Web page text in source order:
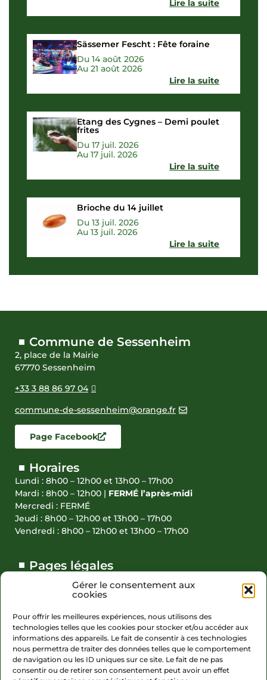
Gérer le consentement aux
cookies
Pour offrir les meilleures expériences, nous utilisons des
technologies telles que les cookies pour stocker et/ou accéder aux
informations des appareils. Le fait de consentir à ces technologies
nous permettra de traiter des données telles que le comportement
de navigation ou les ID uniques sur ce site. Le fait de ne pas
consentir ou de retirer son consentement peut avoir un effet
Lire la suite
Sässemer Fescht : Fête foraine
Du 14 août 2026
Au 21 août 2026
Lire la suite
Etang des Cygnes – Demi poulet
frites
Du 17 juil. 2026
Au 17 juil. 2026
Lire la suite
Brioche du 14 juillet
Du 13 juil. 2026
Au 13 juil. 2026
Lire la suite
Commune de Sessenheim
2, place de la Mairie
67770 Sessenheim
+33 3 88 86 97 04
commune-de-sessenheim@orange.fr
Page Facebook
Horaires
Lundi : 8h00 – 12h00 et 13h00 – 17h00
Mardi : 8h00 – 12h00 | FERMÉ l’après-midi
Mercredi : FERMÉ
Jeudi : 8h00 – 12h00 et 13h00 – 17h00
Vendredi : 8h00 – 12h00 et 13h00 – 17h00
Pages légales
Accessibilité (partiellement conforme)
Plan du site
Politique de confidentialité
Mentions légales